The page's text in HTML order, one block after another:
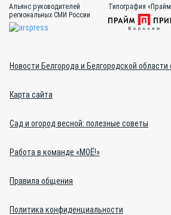
Альянс руководителей
региональных СМИ России
Типография
Новости Белгорода и Белгородской области
Карта сайта
Сад и огород весной: полезные советы
Работа в команде «МОЁ!»
Правила общения
Политика конфиденциальности